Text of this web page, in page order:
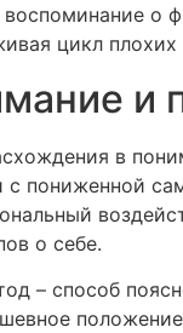
воспоминание о
цикл плохих
и
в
с пониженной
о себе.
– способ